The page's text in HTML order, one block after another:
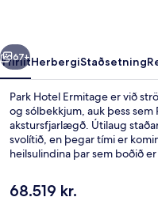
Næsta
67+
YfirlitHerbergiStaðsetning
Park Hotel Ermitage er við
og sólbekkjum, auk þess sem
akstursfjarlægð. Útilaug
svolítið, en þegar tími er
heilsulindina þar sem boðið
alþjóðleg matargerðarlist í
Núverandi
68.519 kr.